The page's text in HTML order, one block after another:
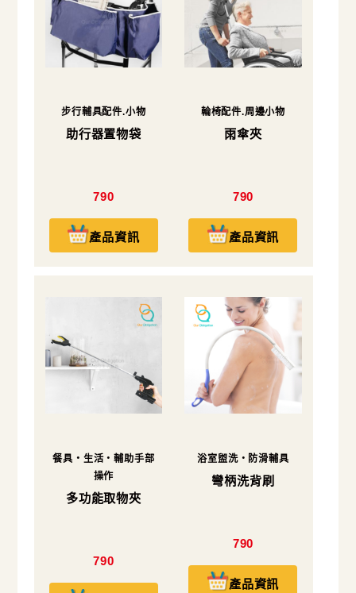
步行輔具配件.小物
助行器置物袋
790
產品資訊
輪椅配件.周邊小物
雨傘夾
790
產品資訊
餐具・生活・輔助手部
操作
多功能取物夾
790
浴室盥洗・防滑輔具
彎柄洗背刷
790
產品資訊